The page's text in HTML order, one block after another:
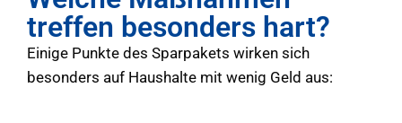
treffen besonders hart?
Einige Punkte des Sparpakets wirken sich
besonders auf Haushalte mit wenig Geld aus: